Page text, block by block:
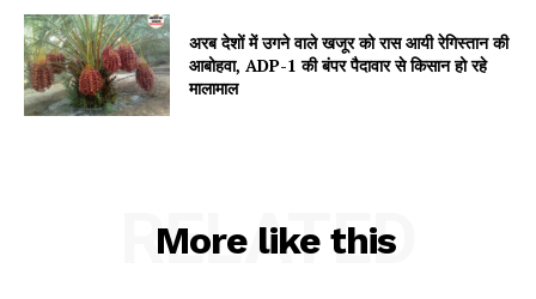
My account
अरब देशों में उगने वाले खजूर को रास आयी रेगिस्तान की
आबोहवा, ADP-1 की बंपर पैदावार से किसान हो रहे
मालामाल
More like this
RELATED